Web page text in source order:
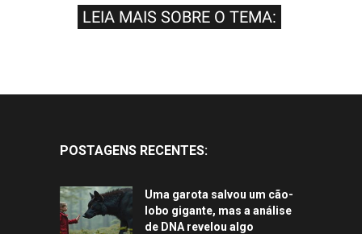
LEIA MAIS SOBRE O TEMA:
POSTAGENS RECENTES:
Uma garota salvou um cão-
lobo gigante, mas a análise
de DNA revelou algo